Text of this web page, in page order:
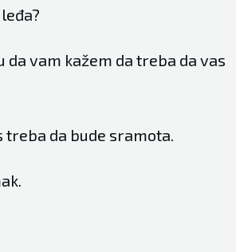
da vam kažem da treba da vas
treba da bude sramota.